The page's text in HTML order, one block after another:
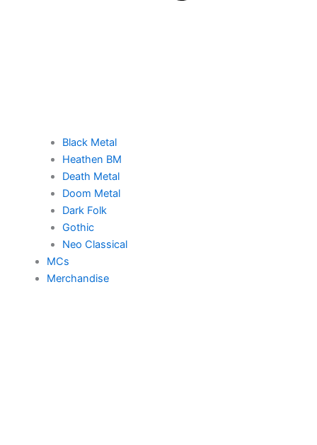
Black Metal
Heathen BM
Death Metal
Doom Metal
Dark Folk
Gothic
Neo Classical
MCs
Merchandise